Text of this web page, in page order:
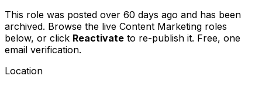
This role was posted over 60 days ago and has been
archived. Browse the live Content Marketing roles
below, or click Reactivate to re-publish it. Free, one
email verification.
Location